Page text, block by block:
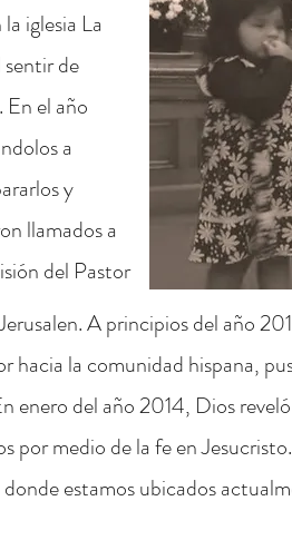
iglesia La
de
En el año
a
y
llamados a
del Pastor
A principios del año
la comunidad hispana,
enero del año 2014, Dios
por medio de la fe en
estamos ubicados